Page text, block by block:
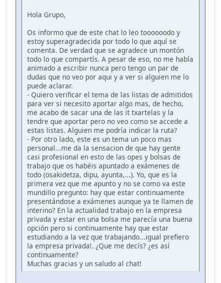
Hola Grupo,
Os informo que de este chat lo leo toooooodo y
estoy superagradecida por todo lo que aquí se
comenta. De verdad que se agradece un montón
todo lo que compartís. A pesar de eso, no me había
animado a escribir nunca pero tengo un par de
dudas que no veo por aqui y a ver si alguien me lo
puede aclarar.
- Quiero verificar el tema de las listas de admitidos
para ver si necesito aportar algo mas, de hecho,
me acabo de sacar una de las it txartelas y la
tendre que aportar pero no veo como se accede a
estas listas. Alguien me podría indicar la ruta?
- Por otro lado, este es un tema un poco mas
personal...me da la sensacion de que hay gente
casi profesional en esto de las opes y bolsas de
trabajo que os habéis apuntado a exámenes de
todo (osakidetza, dipu, ayunta,...). Yo, que es la
primera vez que me apunto y no se como va este
mundillo pregunto: hay que estar continuamente
presentándose a exámenes aunque ya te llamen de
interino? En la actualidad trabajo en la empresa
privada y estar en una bolsa me parecía una buena
opción pero si continuamente hay que estar
estudiando a la vez que trabajando...igual prefiero
la empresa privada!. ¿Que me decís? ¿es así
continuamente?
Muchas gracias y un saludo al chat!